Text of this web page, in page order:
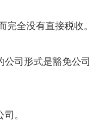
全没有直接税收。
司形式是豁免公
。